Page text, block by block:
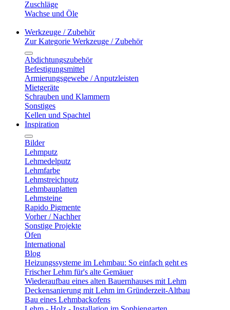
Zuschläge
Wachse und Öle
Werkzeuge / Zubehör
Zur Kategorie Werkzeuge / Zubehör
Abdichtungszubehör
Befestigungsmittel
Armierungsgewebe / Anputzleisten
Mietgeräte
Schrauben und Klammern
Sonstiges
Kellen und Spachtel
Inspiration
Bilder
Lehmputz
Lehmedelputz
Lehmfarbe
Lehmstreichputz
Lehmbauplatten
Lehmsteine
Rapido Pigmente
Vorher / Nachher
Sonstige Projekte
Öfen
International
Blog
Heizungssysteme im Lehmbau: So einfach geht es
Frischer Lehm für's alte Gemäuer
Wiederaufbau eines alten Bauernhauses mit Lehm
Deckensanierung mit Lehm im Gründerzeit-Altbau
Bau eines Lehmbackofens